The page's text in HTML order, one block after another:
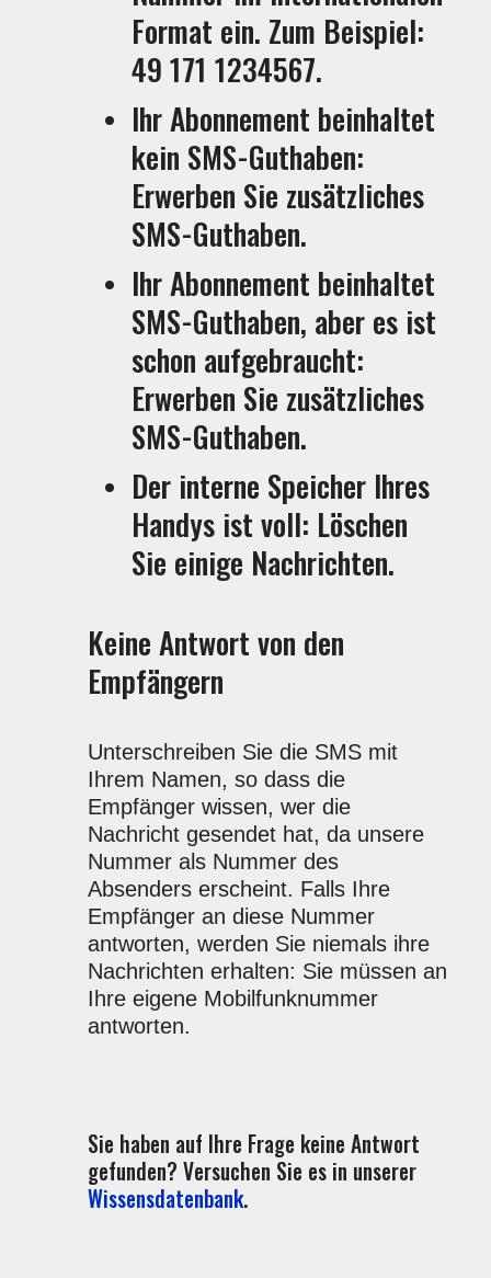
Format ein. Zum Beispiel:
49 171 1234567.
Ihr Abonnement beinhaltet
kein SMS-Guthaben:
Erwerben Sie zusätzliches
SMS-Guthaben.
Ihr Abonnement beinhaltet
SMS-Guthaben, aber es ist
schon aufgebraucht:
Erwerben Sie zusätzliches
SMS-Guthaben.
Der interne Speicher Ihres
Handys ist voll: Löschen
Sie einige Nachrichten.
Keine Antwort von den
Empfängern
Unterschreiben Sie die SMS mit
Ihrem Namen, so dass die
Empfänger wissen, wer die
Nachricht gesendet hat, da unsere
Nummer als Nummer des
Absenders erscheint. Falls Ihre
Empfänger an diese Nummer
antworten, werden Sie niemals ihre
Nachrichten erhalten: Sie müssen an
Ihre eigene Mobilfunknummer
antworten.
Sie haben auf Ihre Frage keine Antwort
gefunden? Versuchen Sie es in unserer
Wissensdatenbank.